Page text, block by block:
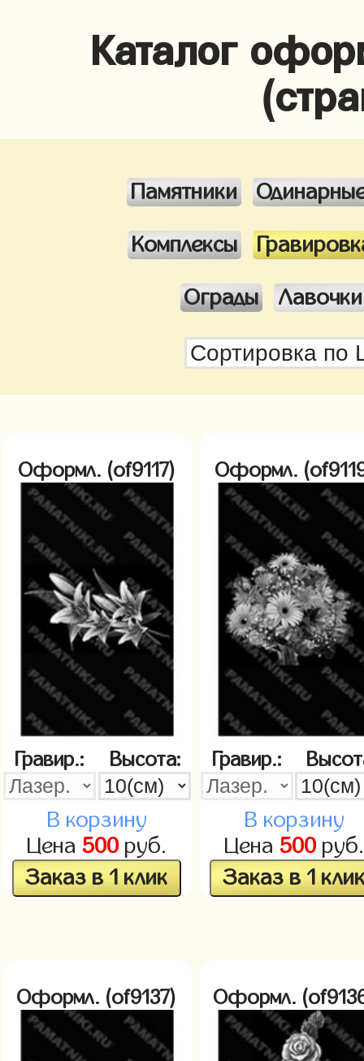
Каталог
Памятники
Комплексы
Ограды
Оформл. (of9117)
Гравир.: Высота:
В корзину
Цена 500руб.
Заказ в 1 клик
Оформл.
Гравир.:
В корзину
Цена 500руб.
Заказ в 1
Оформл. (of9137) Оформл.